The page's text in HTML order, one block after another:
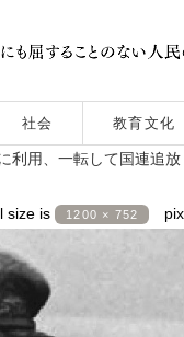
社会 教育文化
用、一転して国連追
size is 1200 × 752